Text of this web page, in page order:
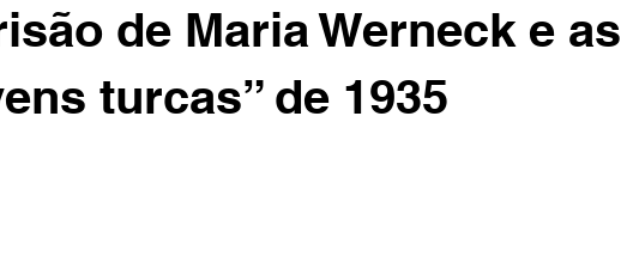
de Maria Werneck e as
turcas” de 1935